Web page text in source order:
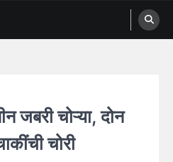
Maharahstra
जबरी चोऱ्या, दोन
चोरी